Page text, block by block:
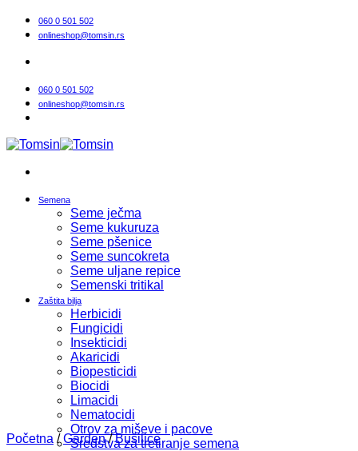
Прескочи060 0 501 502
onlineshop@tomsin.rs
060 0 501 502
onlineshop@tomsin.rs
Semena
Seme ječma
Seme kukuruza
Seme pšenice
Seme suncokreta
Seme uljane repice
Semenski tritikal
Zaštita bilja
Herbicidi
Fungicidi
Insekticidi
Akaricidi
Biopesticidi
Biocidi
Limacidi
Nematocidi
Otrov za miševe i pacove
Sredstva za tretiranje semena
Početna / Garden / Bušilice